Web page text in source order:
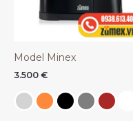
Model Minex
3.500 €